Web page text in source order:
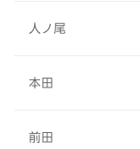
人ノ尾
本田
前田